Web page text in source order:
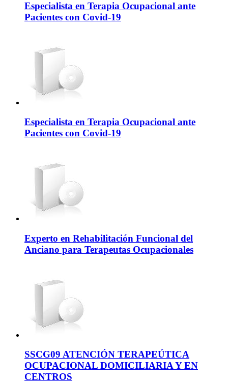
Especialista en Terapia Ocupacional ante
Pacientes con Covid-19
Especialista en Terapia Ocupacional ante
Pacientes con Covid-19
Experto en Rehabilitación Funcional del
Anciano para Terapeutas Ocupacionales
SSCG09 ATENCIÓN TERAPEÚTICA
OCUPACIONAL DOMICILIARIA Y EN
CENTROS